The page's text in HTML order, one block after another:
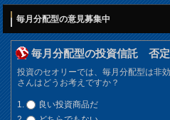
毎月分配型の意見募集中
毎月分配型の投資信託 否定
投資のセオリーでは、毎月分配型は非
さんはどうお考えですか？
良い投資商品だ